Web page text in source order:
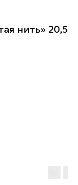
нить» 20,5